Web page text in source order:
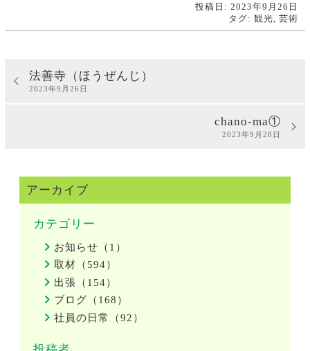
投稿日: 2023年9月26日
タグ:観光 ,芸術
法善寺（ほうぜんじ）
2023年9月26日
chano-ma①
2023年9月28日
アーカイブ
カテゴリー
お知らせ（1）
取材（594）
出張（154）
ブログ（168）
社員の日常（92）